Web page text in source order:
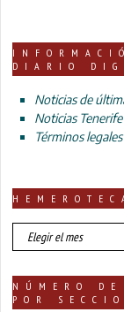
DIARIO
Noticias de
Noticias
Términos legales
HEMEROTECA
DE
NÚMERO
POR